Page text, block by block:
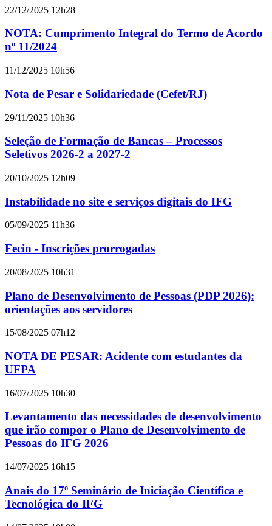
22/12/2025 12h28
NOTA: Cumprimento Integral do Termo de Acordo
nº 11/2024
11/12/2025 10h56
Nota de Pesar e Solidariedade (Cefet/RJ)
29/11/2025 10h36
Seleção de Formação de Bancas – Processos
Seletivos 2026-2 a 2027-2
20/10/2025 12h09
Instabilidade no site e serviços digitais do IFG
05/09/2025 11h36
Fecin - Inscrições prorrogadas
20/08/2025 10h31
Plano de Desenvolvimento de Pessoas (PDP 2026):
orientações aos servidores
15/08/2025 07h12
NOTA DE PESAR: Acidente com estudantes da
UFPA
16/07/2025 10h30
Levantamento das necessidades de desenvolvimento
que irão compor o Plano de Desenvolvimento de
Pessoas do IFG 2026
14/07/2025 16h15
Anais do 17º Seminário de Iniciação Científica e
Tecnológica do IFG